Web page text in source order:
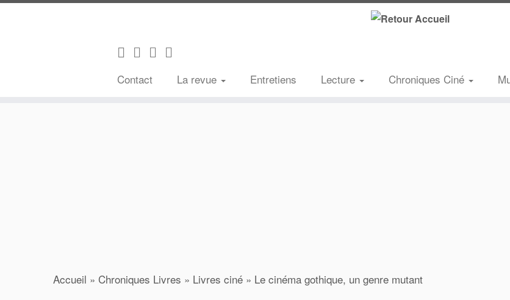
Contact La revue Entretiens Lecture Chroniques Ciné
Accueil » Chroniques Livres » Livres ciné » Le cinéma gothique, un genre mutant